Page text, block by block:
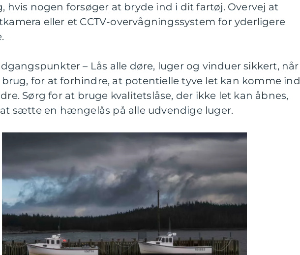
hvis nogen forsøger at bryde ind i dit fartøj. Overvej at
eller et CCTV-overvågningssystem for yderligere
– Lås alle døre, luger og vinduer sikkert, når
brug, for at forhindre, at potentielle tyve let kan komme ind
Sørg for at bruge kvalitetslåse, der ikke let kan åbnes,
sætte en hængelås på alle udvendige luger.